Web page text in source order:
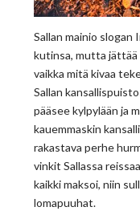
Sallan mainio
kutinsa, mutta jättää
vaikka mitä kivaa
Sallan
pääsee kylpylään ja
kauemmaskin
rakastava perhe
vinkit Sallassa
kaikki maksoi, niin
lomapuuhat.